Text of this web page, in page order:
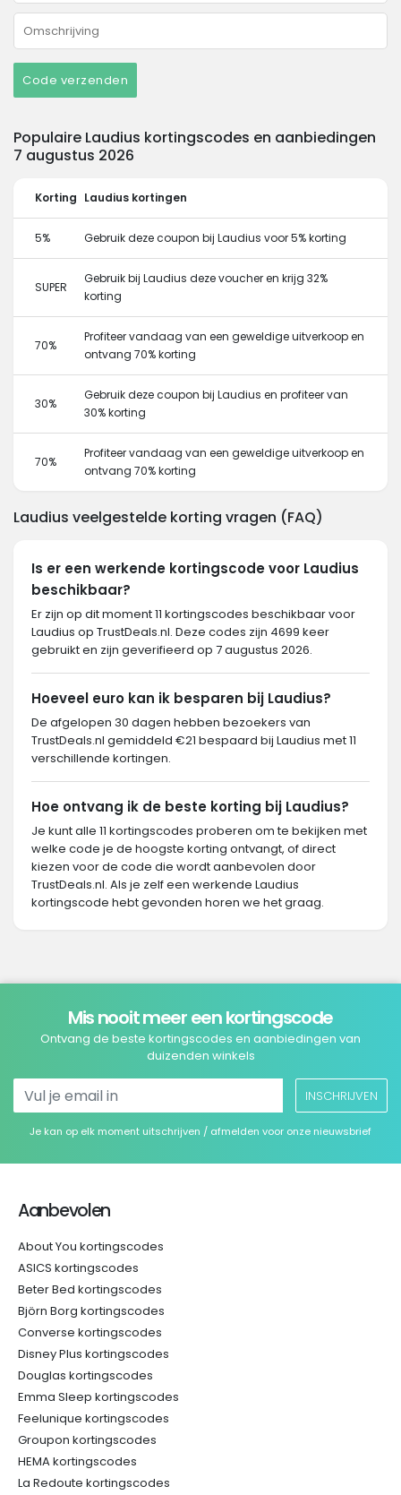
Code verzenden
Populaire Laudius kortingscodes en aanbiedingen
7 augustus 2026
Korting Laudius kortingen
5% Gebruik deze coupon bij Laudius voor 5% korting
SUPER
Gebruik bij Laudius deze voucher en krijg 32%
korting
70%
Profiteer vandaag van een geweldige uitverkoop en
ontvang 70% korting
30%
Gebruik deze coupon bij Laudius en profiteer van
30% korting
70%
Profiteer vandaag van een geweldige uitverkoop en
ontvang 70% korting
Laudius veelgestelde korting vragen (FAQ)
Is er een werkende kortingscode voor Laudius
beschikbaar?
Er zijn op dit moment 11 kortingscodes beschikbaar voor
Laudius op TrustDeals.nl. Deze codes zijn 4699 keer
gebruikt en zijn geverifieerd op 7 augustus 2026.
Hoeveel euro kan ik besparen bij Laudius?
De afgelopen 30 dagen hebben bezoekers van
TrustDeals.nl gemiddeld €21 bespaard bij Laudius met 11
verschillende kortingen.
Hoe ontvang ik de beste korting bij Laudius?
Je kunt alle 11 kortingscodes proberen om te bekijken met
welke code je de hoogste korting ontvangt, of direct
kiezen voor de code die wordt aanbevolen door
TrustDeals.nl. Als je zelf een werkende Laudius
kortingscode hebt gevonden horen we het graag.
Mis nooit meer een kortingscode
Ontvang de beste kortingscodes en aanbiedingen van
duizenden winkels
INSCHRIJVEN
Je kan op elk moment uitschrijven / afmelden voor onze nieuwsbrief
Aanbevolen
About You kortingscodes
ASICS kortingscodes
Beter Bed kortingscodes
Björn Borg kortingscodes
Converse kortingscodes
Disney Plus kortingscodes
Douglas kortingscodes
Emma Sleep kortingscodes
Feelunique kortingscodes
Groupon kortingscodes
HEMA kortingscodes
La Redoute kortingscodes